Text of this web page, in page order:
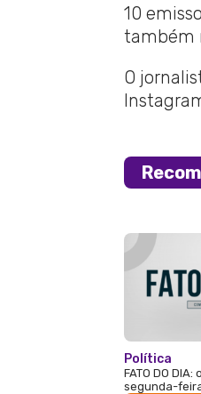
10
também
O
Política
FATO DO
segunda-